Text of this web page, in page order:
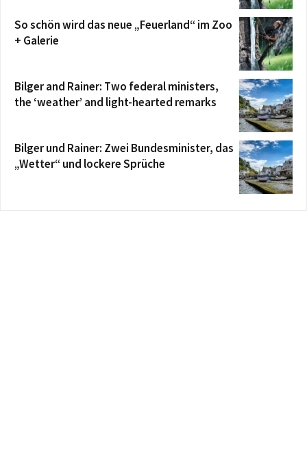
So schön wird das neue „Feuerland“ im Zoo
+ Galerie
Bilger and Rainer: Two federal ministers,
the ‘weather’ and light-hearted remarks
Bilger und Rainer: Zwei Bundesminister, das
„Wetter“ und lockere Sprüche